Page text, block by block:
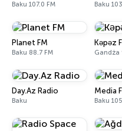
Baku 107.0 FM Baku
Planet FM
Baku 88.7 FM
Kəpəz
Gandża
Day.Az Radio
Baku
Media
Baku